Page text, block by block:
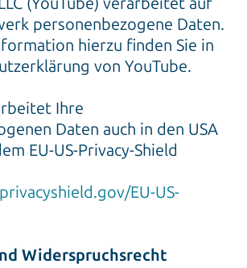
personenbezogene Daten.
hierzu finden Sie in
von YouTube.
Ihre
Daten auch in den USA
EU-US-Privacy-Shield
EU-US-
Widerspruchsrecht